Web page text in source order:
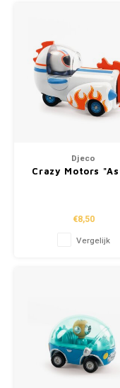
Djeco
Crazy Motors
€8,50
Vergelijk